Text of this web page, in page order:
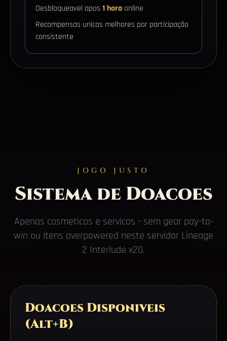
Desbloqueavel apos 1 hora online
Recompensas unicas melhores por participação
consistente
JOGO JUSTO
Sistema de Doacoes
Apenas cosmeticos e servicos - sem gear pay-to-
win ou itens overpowered neste servidor Lineage
2 Interlude x20.
Doacoes Disponiveis
(Alt+B)